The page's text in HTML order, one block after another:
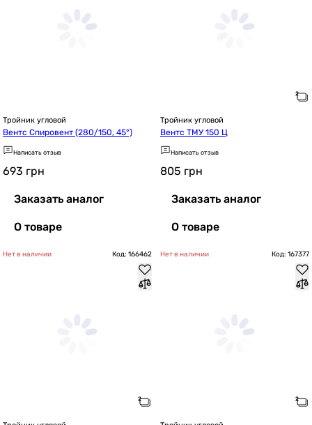
Тройник угловой
Вентс Спировент (280/150, 45°)
Написать отзыв
693 грн
Заказать аналог
О товаре
Тройник угловой
Вентс ТМУ 150 Ц
Написать отзыв
805 грн
Заказать аналог
О товаре
Нет в наличии Код: 166462 Нет в наличии Код: 167377